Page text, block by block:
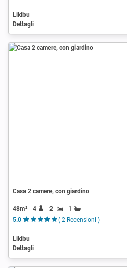
Likibu
Dettagli
Casa 2 camere, con giardino
48m² 4 2
1
5.0
( 2 Recensioni )
Likibu
Dettagli